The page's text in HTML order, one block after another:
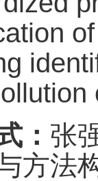
： 张
方法